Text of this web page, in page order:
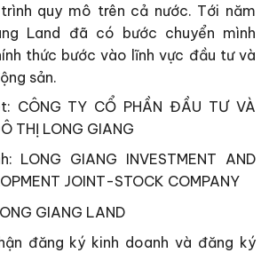
quy mô trên cả nước. Tới năm
Land đã có bước chuyển mình
thức bước vào lĩnh vực đầu tư và
sản.
CÔNG TY CỔ PHẦN ĐẦU TƯ VÀ
THỊ LONG GIANG
LONG GIANG INVESTMENT AND
JOINT-STOCK COMPANY
GIANG LAND
đăng ký kinh doanh và đăng ký